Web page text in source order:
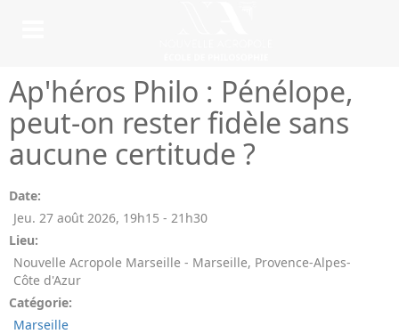
Ap'héros Philo : Pénélope,
peut-on rester fidèle sans
aucune certitude ?
Date:
Jeu. 27 août 2026, 19h15 - 21h30
Lieu:
Nouvelle Acropole Marseille - Marseille, Provence-Alpes-
Côte d'Azur
Catégorie:
Marseille